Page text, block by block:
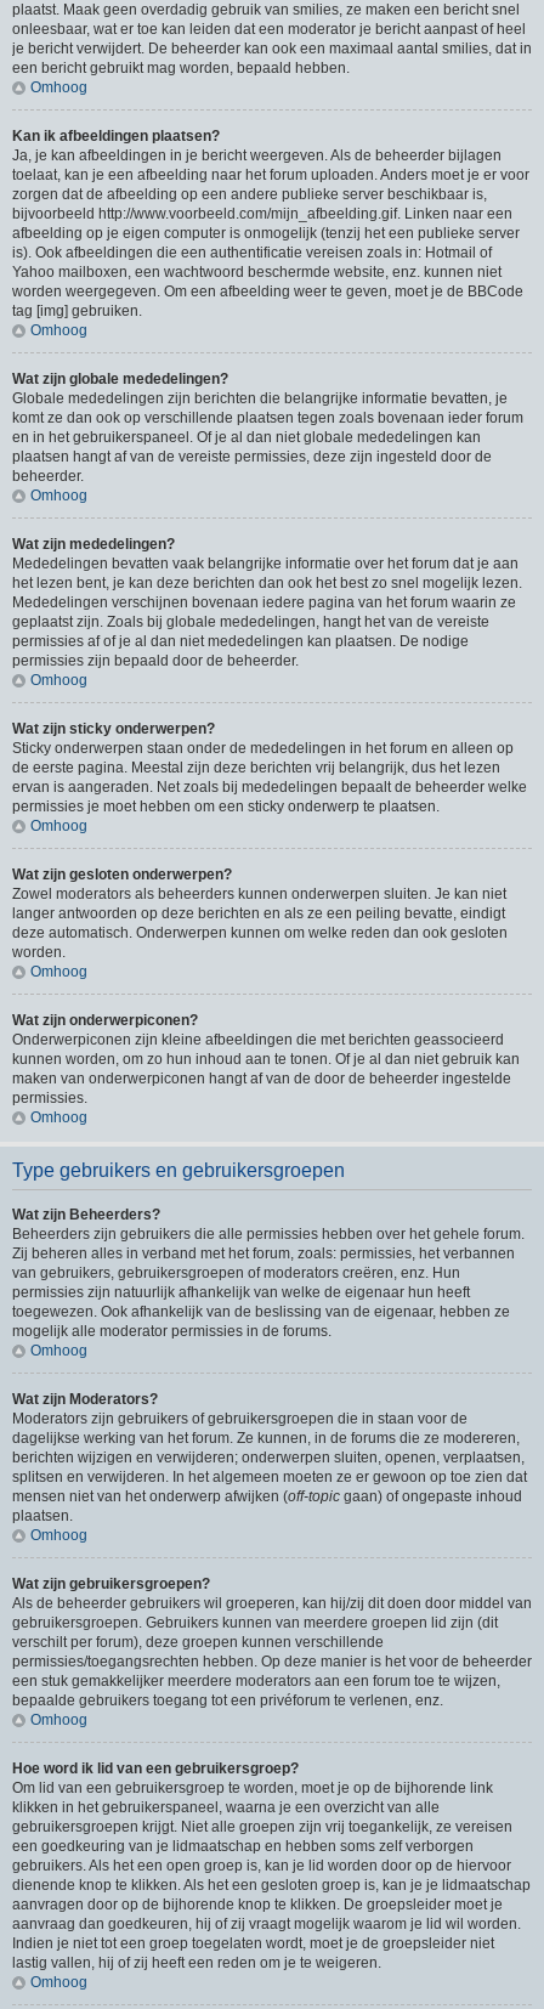
plaatst. Maak geen overdadig gebruik van smilies, ze maken een bericht snel
onleesbaar, wat er toe kan leiden dat een moderator je bericht aanpast of heel
je bericht verwijdert. De beheerder kan ook een maximaal aantal smilies, dat in
een bericht gebruikt mag worden, bepaald hebben.
Omhoog
Kan ik afbeeldingen plaatsen?
Ja, je kan afbeeldingen in je bericht weergeven. Als de beheerder bijlagen
toelaat, kan je een afbeelding naar het forum uploaden. Anders moet je er voor
zorgen dat de afbeelding op een andere publieke server beschikbaar is,
bijvoorbeeld http://www.voorbeeld.com/mijn_afbeelding.gif. Linken naar een
afbeelding op je eigen computer is onmogelijk (tenzij het een publieke server
is). Ook afbeeldingen die een authentificatie vereisen zoals in: Hotmail of
Yahoo mailboxen, een wachtwoord beschermde website, enz. kunnen niet
worden weergegeven. Om een afbeelding weer te geven, moet je de BBCode
tag [img] gebruiken.
Omhoog
Wat zijn globale mededelingen?
Globale mededelingen zijn berichten die belangrijke informatie bevatten, je
komt ze dan ook op verschillende plaatsen tegen zoals bovenaan ieder forum
en in het gebruikerspaneel. Of je al dan niet globale mededelingen kan
plaatsen hangt af van de vereiste permissies, deze zijn ingesteld door de
beheerder.
Omhoog
Wat zijn mededelingen?
Mededelingen bevatten vaak belangrijke informatie over het forum dat je aan
het lezen bent, je kan deze berichten dan ook het best zo snel mogelijk lezen.
Mededelingen verschijnen bovenaan iedere pagina van het forum waarin ze
geplaatst zijn. Zoals bij globale mededelingen, hangt het van de vereiste
permissies af of je al dan niet mededelingen kan plaatsen. De nodige
permissies zijn bepaald door de beheerder.
Omhoog
Wat zijn sticky onderwerpen?
Sticky onderwerpen staan onder de mededelingen in het forum en alleen op
de eerste pagina. Meestal zijn deze berichten vrij belangrijk, dus het lezen
ervan is aangeraden. Net zoals bij mededelingen bepaalt de beheerder welke
permissies je moet hebben om een sticky onderwerp te plaatsen.
Omhoog
Wat zijn gesloten onderwerpen?
Zowel moderators als beheerders kunnen onderwerpen sluiten. Je kan niet
langer antwoorden op deze berichten en als ze een peiling bevatte, eindigt
deze automatisch. Onderwerpen kunnen om welke reden dan ook gesloten
worden.
Omhoog
Wat zijn onderwerpiconen?
Onderwerpiconen zijn kleine afbeeldingen die met berichten geassocieerd
kunnen worden, om zo hun inhoud aan te tonen. Of je al dan niet gebruik kan
maken van onderwerpiconen hangt af van de door de beheerder ingestelde
permissies.
Omhoog
Type gebruikers en gebruikersgroepen
Wat zijn Beheerders?
Beheerders zijn gebruikers die alle permissies hebben over het gehele forum.
Zij beheren alles in verband met het forum, zoals: permissies, het verbannen
van gebruikers, gebruikersgroepen of moderators creëren, enz. Hun
permissies zijn natuurlijk afhankelijk van welke de eigenaar hun heeft
toegewezen. Ook afhankelijk van de beslissing van de eigenaar, hebben ze
mogelijk alle moderator permissies in de forums.
Omhoog
Wat zijn Moderators?
Moderators zijn gebruikers of gebruikersgroepen die in staan voor de
dagelijkse werking van het forum. Ze kunnen, in de forums die ze modereren,
berichten wijzigen en verwijderen; onderwerpen sluiten, openen, verplaatsen,
splitsen en verwijderen. In het algemeen moeten ze er gewoon op toe zien dat
mensen niet van het onderwerp afwijken (off-topic gaan) of ongepaste inhoud
plaatsen.
Omhoog
Wat zijn gebruikersgroepen?
Als de beheerder gebruikers wil groeperen, kan hij/zij dit doen door middel van
gebruikersgroepen. Gebruikers kunnen van meerdere groepen lid zijn (dit
verschilt per forum), deze groepen kunnen verschillende
permissies/toegangsrechten hebben. Op deze manier is het voor de beheerder
een stuk gemakkelijker meerdere moderators aan een forum toe te wijzen,
bepaalde gebruikers toegang tot een privéforum te verlenen, enz.
Omhoog
Hoe word ik lid van een gebruikersgroep?
Om lid van een gebruikersgroep te worden, moet je op de bijhorende link
klikken in het gebruikerspaneel, waarna je een overzicht van alle
gebruikersgroepen krijgt. Niet alle groepen zijn vrij toegankelijk, ze vereisen
een goedkeuring van je lidmaatschap en hebben soms zelf verborgen
gebruikers. Als het een open groep is, kan je lid worden door op de hiervoor
dienende knop te klikken. Als het een gesloten groep is, kan je je lidmaatschap
aanvragen door op de bijhorende knop te klikken. De groepsleider moet je
aanvraag dan goedkeuren, hij of zij vraagt mogelijk waarom je lid wil worden.
Indien je niet tot een groep toegelaten wordt, moet je de groepsleider niet
lastig vallen, hij of zij heeft een reden om je te weigeren.
Omhoog